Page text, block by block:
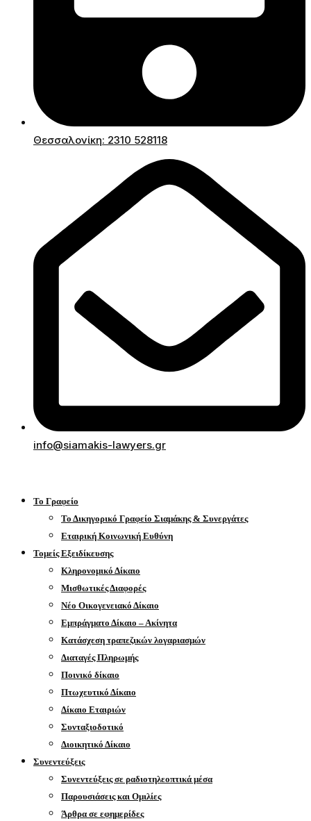
Θεσσαλονίκη: 2310 528118
info@siamakis-lawyers.gr
Το Γραφείο
Το Δικηγορικό Γραφείο Σιαμάκης & Συνεργάτες
Εταιρική Κοινωνική Ευθύνη
Τομείς Εξειδίκευσης
Κληρονομικό Δίκαιο
Μισθωτικές Διαφορές
Νέο Οικογενειακό Δίκαιο
Εμπράγματο Δίκαιο – Ακίνητα
Κατάσχεση τραπεζικών λογαριασμών
Διαταγές Πληρωμής
Ποινικό δίκαιο
Πτωχευτικό Δίκαιο
Δίκαιο Εταιριών
Συνταξιοδοτικό
Διοικητικό Δίκαιο
Συνεντεύξεις
Συνεντεύξεις σε ραδιοτηλεοπτικά μέσα
Παρουσιάσεις και Ομιλίες
Άρθρα σε εφημερίδες